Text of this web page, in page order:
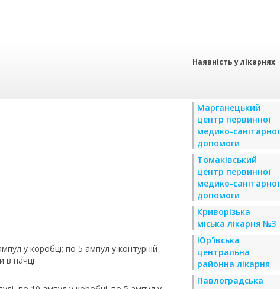
Наявність у лікарнях
Марганецький
центр первинної
медико-санітарної
допомоги
Томаківський
центр первинної
медико-санітарної
допомоги
Криворізька
міська лікарня №3
у коробці; по 5 ампул у контурній
в пачці
Юр'ївська
центральна
районна лікарня
Павлоградська